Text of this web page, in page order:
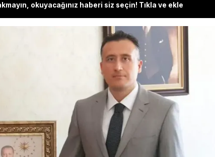
okuyacağınız haberi siz seçin! Tıkla ve ekle
İçişleri Bakanlığı, Ayaş Kaymakamı Muharrem Eligül
hakkında sosyal medya paylaşımları nedeniyle soruşturma
ve Edirne'ye hukuk müşaviri olarak
bildirdi.